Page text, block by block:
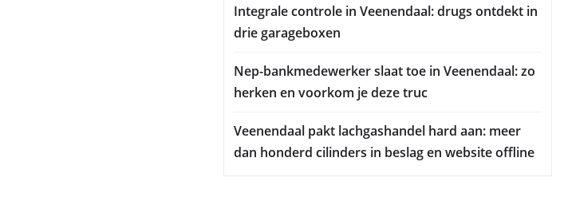
Integrale controle in Veenendaal: drugs ontdekt in
drie garageboxen
Nep-bankmedewerker slaat toe in Veenendaal: zo
herken en voorkom je deze truc
Veenendaal pakt lachgashandel hard aan: meer
dan honderd cilinders in beslag en website offline